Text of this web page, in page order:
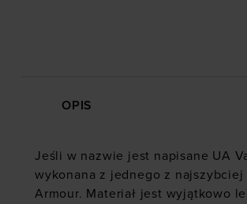
OPIS
Jeśli w nazwie jest napisane UA
wykonana z jednego z
Armour. Materiał jest wyjątkowo